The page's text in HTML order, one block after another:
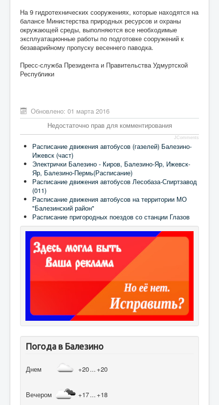
На 9 гидротехнических сооружениях, которые находятся на
балансе Министерства природных ресурсов и охраны
окружающей среды, выполняются все необходимые
эксплуатационные работы по подготовке сооружений к
безаварийному пропуску весеннего паводка.
Пресс-служба Президента и Правительства Удмуртской
Республики
Обновлено: 01 марта 2016
Недостаточно прав для комментирования
JComments
Расписание движения автобусов (газелей) Балезино-
Ижевск (част)
Электрички Балезино - Киров, Балезино-Яр, Ижевск-
Яр, Балезино-Пермь(Расписание)
Расписание движения автобусов Лесобаза-Спиртзавод
(011)
Расписание движения автобусов на территории МО
"Балезинский район"
Расписание пригородных поездов со станции Глазов
Погода в Балезино
Днем +20... +20
Вечером +17... +18